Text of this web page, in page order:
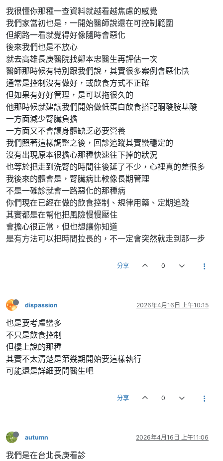
我很懂你那種一查資料就越看越焦慮的感覺
我們家當初也是，一開始醫師說還在可控制範圍
但網路一看就覺得好像隨時會惡化
後來我們也是不放心
就去高雄長庚醫院找鄭本忠醫生再評估一次
醫師那時候有特別跟我們說，其實很多案例會惡化快
通常是控制沒有做好，或飲食方式不正確
但如果有好好管理，是可以拖很久的
他那時候就建議我們開始做低蛋白飲食搭配酮酸胺基酸
一方面減少腎臟負擔
一方面又不會讓身體缺乏必要營養
我們照著這樣調整之後，回診追蹤其實蠻穩定的
沒有出現原本很擔心那種快速往下掉的狀況
也等於把走到洗腎的時間往後延了不少，心裡真的差很多
我後來的體會是，腎臟病比較像長期管理
不是一確診就會一路惡化的那種病
你們現在已經在做的飲食控制、規律用藥、定期追蹤
其實都是在幫他把風險慢慢壓住
會擔心很正常，但也想讓你知道
是有方法可以把時間拉長的，不一定會突然就走到那一步
分享 0
dispassion 2026年4月16日 上午10:15
也是要考慮蠻多
不只是飲食控制
但樓上說的那種
其實不太清楚是第幾期開始要這樣執行
可能還是詳細要問醫生吧
分享 0
autumn 2026年4月16日 上午11:06
我們是在台北長庚看診